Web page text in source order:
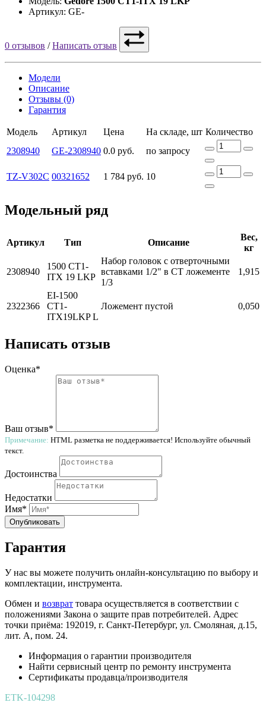
Артикул: GE-
0 отзывов /Написать отзыв
Модели
Описание
Отзывы (0)
Гарантия
Модель Артикул Цена На складе, шт Количество
2308940
GE-2308940 0.0 руб. по запросу
TZ-V302C 00321652 1 784 руб. 10
Модельный ряд
Артикул Тип Описание
Вес,
кг
2308940
1500 CT1-
ITX 19 LKP
Набор головок с отверточными
вставками 1/2" в CT ложементе
1/3
1,915
2322366
EI-1500
CT1-
ITX19LKP L
Ложемент пустой 0,050
Написать отзыв
Оценка*
Ваш отзыв*
Примечание: HTML разметка не поддерживается! Используйте обычный
текст.
Достоинства
Недостатки
Имя*
Опубликовать
Гарантия
У нас вы можете получить онлайн-консультацию по выбору и
комплектации, инструмента.
Обмен и возврат товара осуществляется в соответствии с
положениями Закона о защите прав потребителей. Адрес
точки приёма: 192019, г. Санкт-Петербург, ул. Смоляная, д.15,
лит. А, пом. 24.
Информация о гарантии производителя
Найти сервисный центр по ремонту инструмента
Сертификаты продавца/производителя
ETK-104298